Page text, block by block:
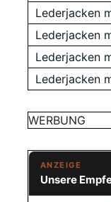
Lederjacken
Lederjacken
Lederjacken
Lederjacken
WERBUNG
ANZEIGE
Unsere